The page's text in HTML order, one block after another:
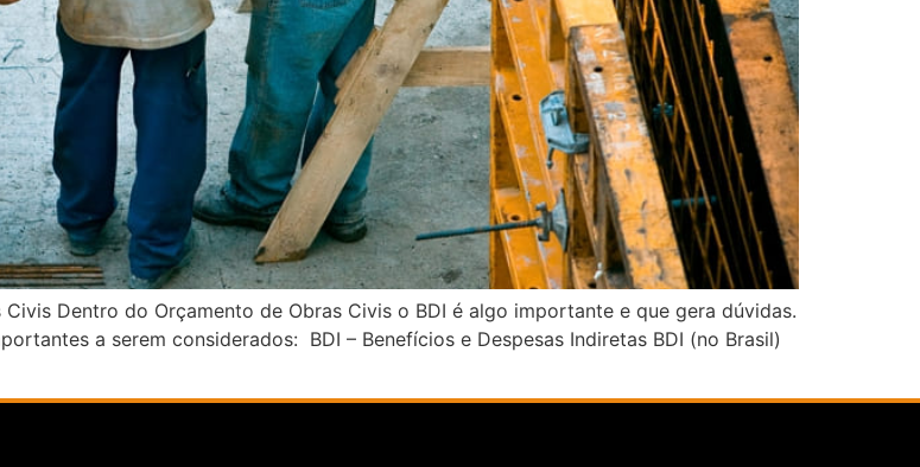
Dentro do Orçamento de Obras Civis o BDI é algo importante e que gera dúvidas.
a serem considerados: BDI – Benefícios e Despesas Indiretas BDI (no Brasil)